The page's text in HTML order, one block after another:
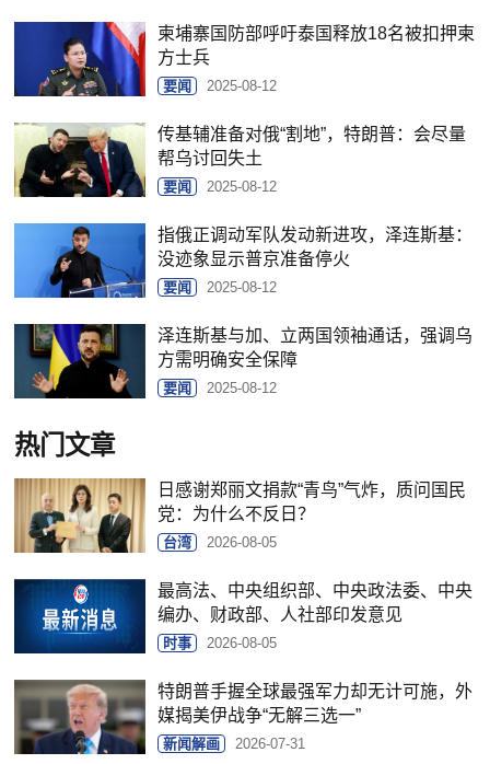
柬埔寨国防部呼吁泰国释放18名被扣押柬
方士兵
要闻 2025-08-12
传基辅准备对俄“割地”，特朗普：会尽量
帮乌讨回失土
要闻 2025-08-12
指俄正调动军队发动新进攻，泽连斯基：
没迹象显示普京准备停火
要闻 2025-08-12
泽连斯基与加、立两国领袖通话，强调乌
方需明确安全保障
要闻 2025-08-12
热门文章
日感谢郑丽文捐款“青鸟”气炸，质问国民
党：为什么不反日？
台湾 2026-08-05
最高法、中央组织部、中央政法委、中央
编办、财政部、人社部印发意见
时事 2026-08-05
特朗普手握全球最强军力却无计可施，外
媒揭美伊战争“无解三选一”
新闻解画 2026-07-31